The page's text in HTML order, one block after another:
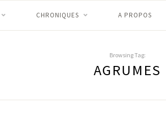
CHRONIQUES A PROPOS
Browsing Tag:
AGRUMES